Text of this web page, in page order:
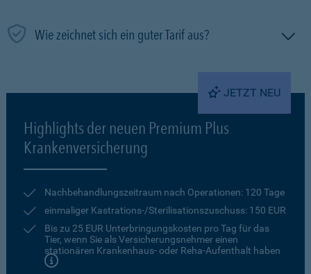
Wie zeichnet sich ein guter Tarif aus?
JETZT NEU
Highlights der neuen Premium Plus
Krankenversicherung
Nachbehandlungszeitraum nach Operationen: 120 Tage
einmaliger Kastrations-/Sterilisationszuschuss: 150 EUR
Bis zu 25 EUR Unterbringungskosten pro Tag für das
Tier, wenn Sie als Versicherungsnehmer einen
stationären Krankenhaus- oder Reha-Aufenthalt haben